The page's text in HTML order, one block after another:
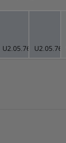
U2.05.76 U2.05.76